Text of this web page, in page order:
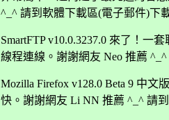
^_^ 請到軟體下載區(電子郵件)下
SmartFTP v10.0.3237.0 來了！一
線程連線。謝謝網友 Neo 推薦
Mozilla Firefox v128.0 Beta 9 中
快。謝謝網友 Li NN 推薦 ^_^ 請